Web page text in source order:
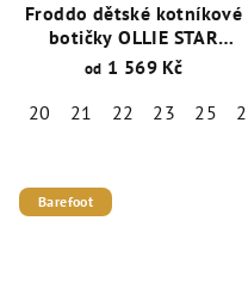
Froddo dětské kotníkové
botičky OLLIE STAR
G2130344-13 Blue
od 1 569 Kč
20
21 22 23 25 27
Barefoot